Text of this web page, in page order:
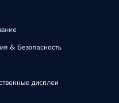
& Безопасность
дисплеи